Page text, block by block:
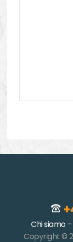
Chi siamo–
Copyright ©